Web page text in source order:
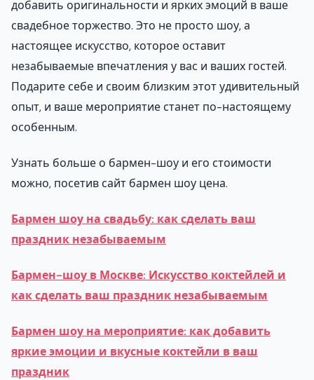
добавить оригинальности и ярких эмоций в ваше
свадебное торжество. Это не просто шоу, а
настоящее искусство, которое оставит
незабываемые впечатления у вас и ваших гостей.
Подарите себе и своим близким этот удивительный
опыт, и ваше мероприятие станет по-настоящему
особенным.
Узнать больше о бармен-шоу и его стоимости
можно, посетив сайт бармен шоу цена.
Бармен шоу на свадьбу: как сделать ваш
праздник незабываемым
Бармен-шоу в Москве: Искусство коктейлей и
как сделать ваш праздник незабываемым
Бармен шоу на мероприятие: как добавить
яркие эмоции и вкусные коктейли в ваш
праздник